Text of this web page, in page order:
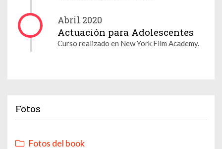
Abril 2020
Actuación para Adolescentes
Curso realizado en New York Film Academy.
Fotos
Fotos del book